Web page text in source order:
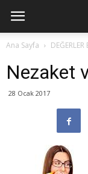
Ana Sayfa DEĞERLER
Nezaket
28 Ocak 2017